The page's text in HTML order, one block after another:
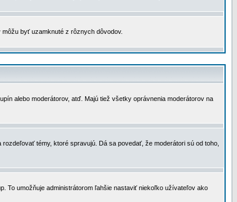
byť uzamknuté z rôznych dôvodov.
alebo moderátorov, atď. Majú tiež všetky oprávnenia moderátorov na
témy, ktoré spravujú. Dá sa povedať, že moderátori sú od toho,
To umožňuje administrátorom ľahšie nastaviť niekoľko užívateľov ako